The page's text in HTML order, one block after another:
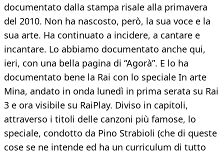
documentato dalla stampa risale alla primavera
del 2010. Non ha nascosto, però, la sua voce e la
sua arte. Ha continuato a incidere, a cantare e
incantare. Lo abbiamo documentato anche qui,
ieri, con una bella pagina di “Agorà”. E lo ha
documentato bene la Rai con lo speciale In arte
Mina, andato in onda lunedì in prima serata su Rai
3 e ora visibile su RaiPlay. Diviso in capitoli,
attraverso i titoli delle canzoni più famose, lo
speciale, condotto da Pino Strabioli (che di queste
cose se ne intende ed ha un curriculum di tutto